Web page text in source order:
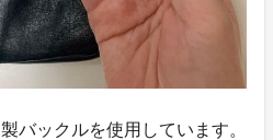
バックルを使用しています。